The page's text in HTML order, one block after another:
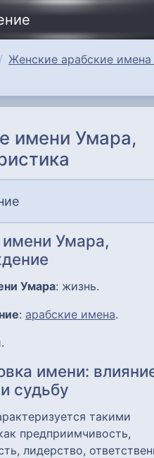
Женские арабские имена
имени Умара,
имени Умара,
Умара: жизнь.
: арабские имена.
имени:
судьбу
такими
предприимчивость,
лидерство,